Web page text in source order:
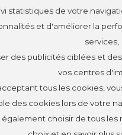
statistiques de votre
et d'améliorer la
services,
des publicités ciblées et
vos centres
tous les cookies,
des cookies lors de votre
également choisir de tous les